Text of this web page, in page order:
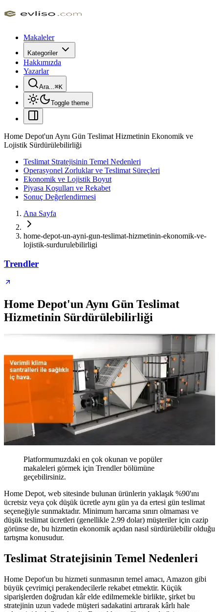
Makaleler
Kategoriler
Hakkımızda
Yazarlar
Ara...⌘K
Toggle theme
Home Depot'un Aynı Gün Teslimat Hizmetinin Ekonomik ve
Lojistik Sürdürülebilirliği
Teslimat Stratejisinin Temel Nedenleri
Operasyonel Zorluklar ve Teslimat Süreçleri
Ekonomik ve Lojistik Boyut
Piyasa Koşulları ve Rekabet
Sonuç Değerlendirmesi
Ana Sayfa
home-depot-un-ayni-gun-teslimat-hizmetinin-ekonomik-ve-
lojistik-surdurulebilirligi
Trendler
Home Depot'un Aynı Gün Teslimat
Hizmetinin Sürdürülebilirliği
Platformumuzdaki en çok okunan ve popüler
makaleleri görmek için Trendler bölümüne
geçebilirsiniz.
Home Depot, web sitesinde bulunan ürünlerin yaklaşık %90'ını
ücretsiz veya çok düşük ücretle aynı gün ya da ertesi gün teslimat
seçeneğiyle sunmaktadır. Minimum harcama sınırı olmaması ve
düşük teslimat ücretleri (genellikle 2.99 dolar) müşteriler için cazip
görünse de, bu hizmetin ekonomik açıdan nasıl sürdürülebilir olduğu
tartışma konusudur.
Teslimat Stratejisinin Temel Nedenleri
Home Depot'un bu hizmeti sunmasının temel amacı, Amazon gibi
büyük çevrimiçi perakendecilerle rekabet etmektir. Küçük
siparişlerden doğrudan kâr elde edilmemekle birlikte, şirket bu
stratejinin uzun vadede müşteri sadakatini artırarak kârlı hale